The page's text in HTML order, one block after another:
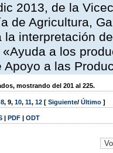
2013, de la
de Agricultura,
la interpretación
a los
Apoyo a las
mostrando del 201 al 225.
8, 9, 10, 11, 12 [ Siguiente/ Último ]
| PDF | ODT